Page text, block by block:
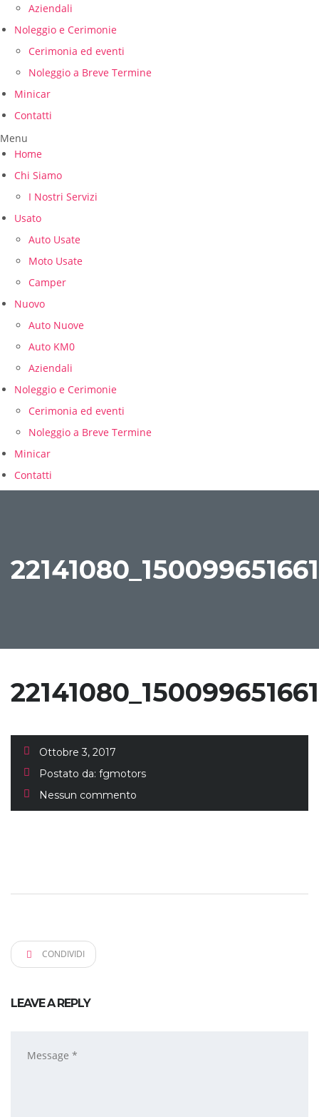
Aziendali
Noleggio e Cerimonie
Cerimonia ed eventi
Noleggio a Breve Termine
Minicar
Contatti
Menu
Home
Chi Siamo
I Nostri Servizi
Usato
Auto Usate
Moto Usate
Camper
Nuovo
Auto Nuove
Auto KM0
Aziendali
Noleggio e Cerimonie
Cerimonia ed eventi
Noleggio a Breve Termine
Minicar
Contatti
Ottobre 3, 2017
Postato da: fgmotors
Nessun commento
CONDIVIDI
LEAVE A REPLY